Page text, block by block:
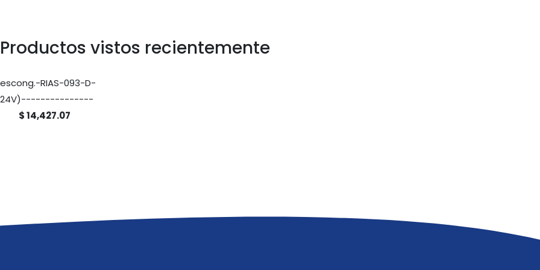
Productos vistos recientemente
RIAS-093-D-
$ 14,427.07